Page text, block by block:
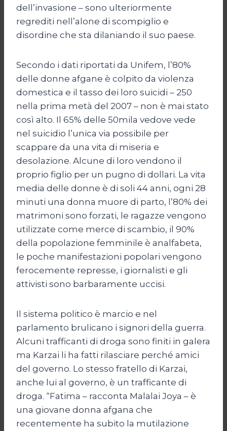
dell’invasione – sono ulteriormente
regrediti nell’alone di scompiglio e
disordine che sta dilaniando il suo paese.
Secondo i dati riportati da Unifem, l’80%
delle donne afgane è colpito da violenza
domestica e il tasso dei loro suicidi – 250
nella prima metà del 2007 – non è mai stato
così alto. Il 65% delle 50mila vedove vede
nel suicidio l’unica via possibile per
scappare da una vita di miseria e
desolazione. Alcune di loro vendono il
proprio figlio per un pugno di dollari. La vita
media delle donne è di soli 44 anni, ogni 28
minuti una donna muore di parto, l’80% dei
matrimoni sono forzati, le ragazze vengono
utilizzate come merce di scambio, il 90%
della popolazione femminile è analfabeta,
le poche manifestazioni popolari vengono
ferocemente represse, i giornalisti e gli
attivisti sono barbaramente uccisi.
Il sistema politico è marcio e nel
parlamento brulicano i signori della guerra.
Alcuni trafficanti di droga sono finiti in galera
ma Karzai li ha fatti rilasciare perché amici
del governo. Lo stesso fratello di Karzai,
anche lui al governo, è un trafficante di
droga. “Fatima – racconta Malalai Joya – è
una giovane donna afgana che
recentemente ha subito la mutilazione